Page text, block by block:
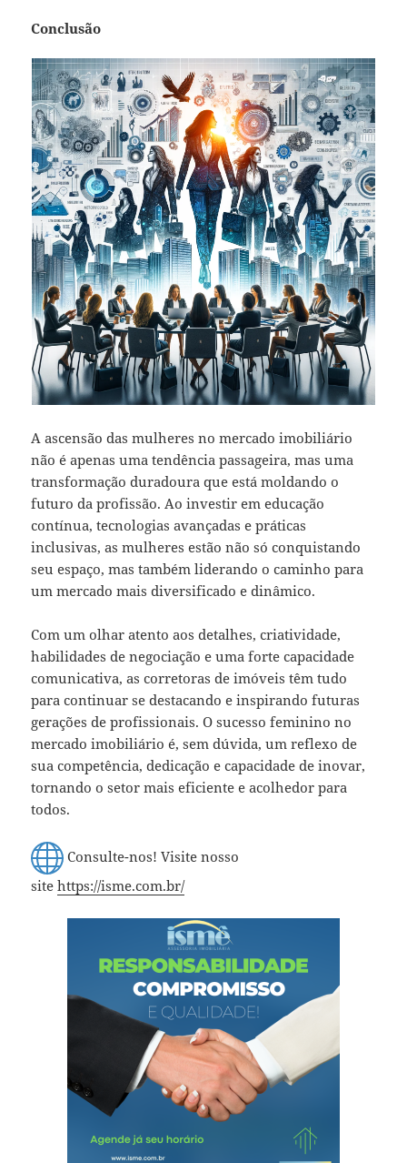
Conclusão
A ascensão das mulheres no mercado imobiliário
não é apenas uma tendência passageira, mas uma
transformação duradoura que está moldando o
futuro da profissão. Ao investir em educação
contínua, tecnologias avançadas e práticas
inclusivas, as mulheres estão não só conquistando
seu espaço, mas também liderando o caminho para
um mercado mais diversificado e dinâmico.
Com um olhar atento aos detalhes, criatividade,
habilidades de negociação e uma forte capacidade
comunicativa, as corretoras de imóveis têm tudo
para continuar se destacando e inspirando futuras
gerações de profissionais. O sucesso feminino no
mercado imobiliário é, sem dúvida, um reflexo de
sua competência, dedicação e capacidade de inovar,
tornando o setor mais eficiente e acolhedor para
todos.
Consulte-nos! Visite nosso
sitehttps://isme.com.br/